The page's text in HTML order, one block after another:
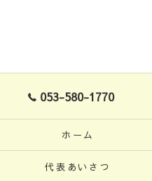
053-580-1770
ホーム
代表あいさつ